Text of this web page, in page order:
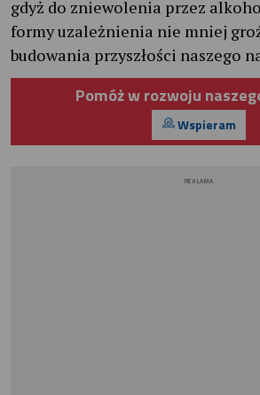
gdyż do zniewolenia przez
formy uzależnienia nie mniej
budowania przyszłości naszego
Pomóż w rozwoju
Wspieram
REKLAMA